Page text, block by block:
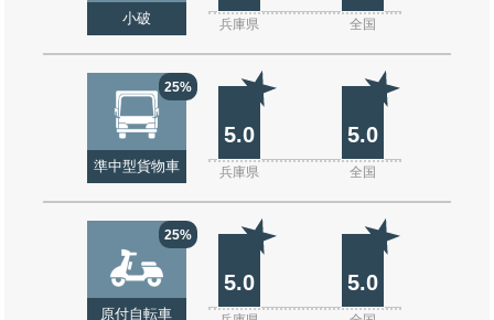
小破 兵庫県 全国
25%
準中型貨物車
5.0 5.0
兵庫県 全国
25%
原付自転車
5.0 5.0